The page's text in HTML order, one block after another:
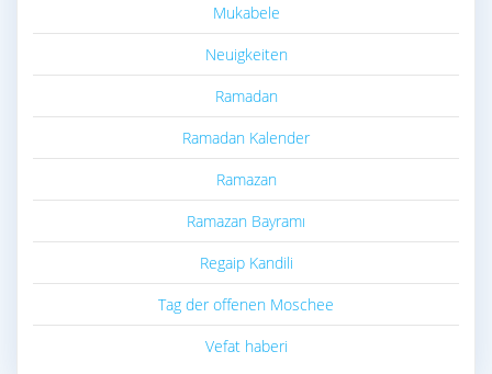
Mukabele
Neuigkeiten
Ramadan
Ramadan Kalender
Ramazan
Ramazan Bayramı
Regaip Kandili
Tag der offenen Moschee
Vefat haberi